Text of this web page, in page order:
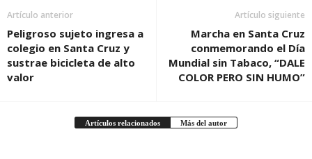
Artículo anterior
Peligroso sujeto ingresa a
colegio en Santa Cruz y
sustrae bicicleta de alto
valor
Artículo siguiente
Marcha en Santa Cruz
conmemorando el Día
Mundial sin Tabaco, “DALE
COLOR PERO SIN HUMO”
Artículos relacionados Más del autor